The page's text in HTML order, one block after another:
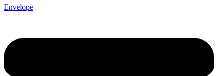
Envelope